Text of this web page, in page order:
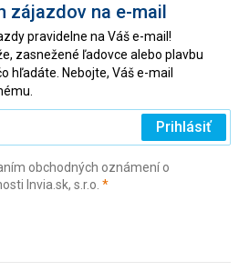
zájazdov na e-mail
pravidelne na Váš e-mail!
zasnežené ľadovce alebo plavbu
hľadáte. Nebojte, Váš e-mail
Prihlásiť
obchodných oznámení o
Invia.sk, s.r.o. *(povinné)